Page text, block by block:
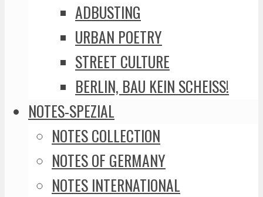
ADBUSTING
URBAN POETRY
STREET CULTURE
BERLIN, BAU KEIN SCHEISS!
NOTES-SPEZIAL
NOTES COLLECTION
NOTES OF GERMANY
NOTES INTERNATIONAL